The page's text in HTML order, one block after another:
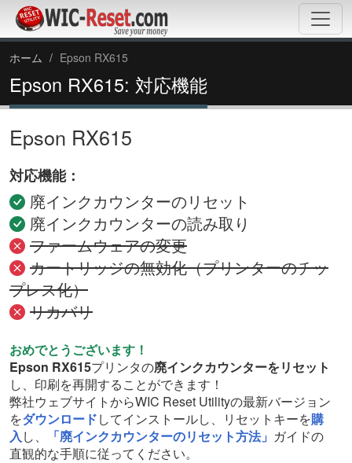
ホーム Epson RX615
Epson RX615: 対応機能
Epson RX615
対応機能：
廃インクカウンターのリセット
廃インクカウンターの読み取り
ファームウェアの変更
カートリッジの無効化（プリンターのチッ
プレス化）
リカバリ
おめでとうございます！
Epson RX615プリンタの廃インクカウンターをリセット
し、印刷を再開することができます！
弊社ウェブサイトからWIC Reset Utilityの最新バージョン
をダウンロードしてインストールし、リセットキーを購
入し、 「廃インクカウンターのリセット方法」 ガイドの
直観的な手順に従ってください。